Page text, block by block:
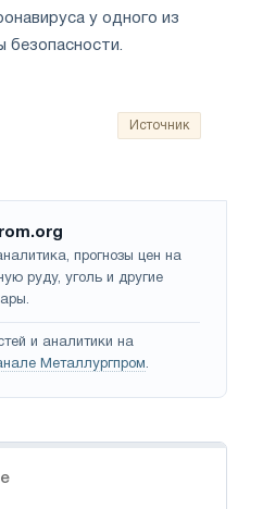
у одного из
безопасности.
Источник
прогнозы цен на
руду, уголь и другие
и аналитики на
Металлургпром.